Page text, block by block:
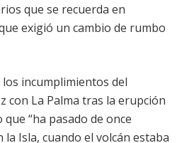
que se recuerda en
exigió un cambio de rumbo
incumplimientos del
con La Palma tras la erupción
“ha pasado de once
Isla, cuando el volcán estaba